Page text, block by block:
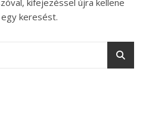
kifejezéssel újra kellene
keresést.